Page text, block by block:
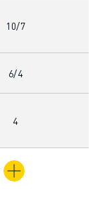
10/7
6/4
4